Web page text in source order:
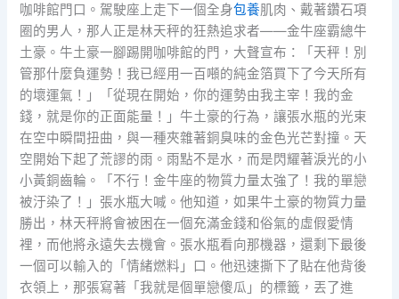
咖啡館門口。駕駛座上走下一個全身包養肌肉、戴著鑽石項
圈的男人，那人正是林天秤的狂熱追求者——金牛座霸總牛
土豪。牛土豪一腳踢開咖啡館的門，大聲宣布：「天秤！別
管那什麼負運勢！我已經用一百噸的純金箔買下了今天所有
的壞運氣！」「從現在開始，你的運勢由我主宰！我的金
錢，就是你的正面能量！」牛土豪的行為，讓張水瓶的光束
在空中瞬間扭曲，與一種夾雜著銅臭味的金色光芒對撞。天
空開始下起了荒謬的雨。雨點不是水，而是閃耀著淚光的小
小黃銅齒輪。「不行！金牛座的物質力量太強了！我的單戀
被汙染了！」張水瓶大喊。他知道，如果牛土豪的物質力量
勝出，林天秤將會被困在一個充滿金錢和俗氣的虛假愛情
裡，而他將永遠失去機會。張水瓶看向那機器，還剩下最後
一個可以輸入的「情緒燃料」口。他迅速撕下了貼在他背後
衣領上，那張寫著「我就是個單戀傻瓜」的標籤，丟了進